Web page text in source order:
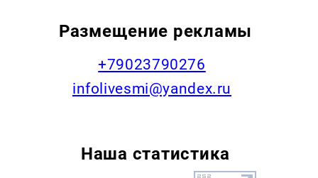
Размещение рекламы
+79023790276
infolivesmi@yandex.ru
Наша статистика